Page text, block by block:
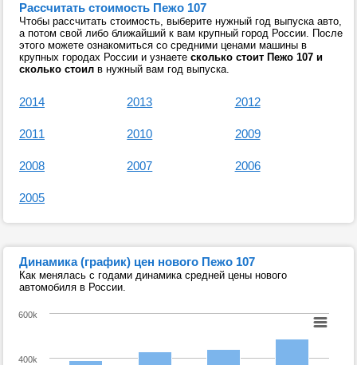
Рассчитать стоимость Пежо 107
Чтобы рассчитать стоимость, выберите нужный год выпуска авто,
а потом свой либо ближайший к вам крупный город России. После
этого можете ознакомиться со средними ценами машины в
крупных городах России и узнаете сколько стоит Пежо 107 и
сколько стоил в нужный вам год выпуска.
2014 2013 2012
2011 2010 2009
2008 2007 2006
2005
Динамика (график) цен нового Пежо 107
Как менялась с годами динамика средней цены нового
автомобиля в России.
400k
600k